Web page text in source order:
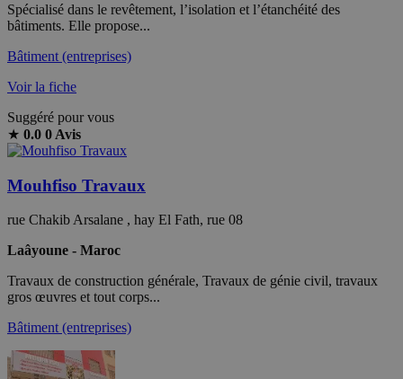
Spécialisé dans le revêtement, l’isolation et l’étanchéité des
bâtiments. Elle propose...
Bâtiment (entreprises)
Voir la fiche
Suggéré pour vous
★ 0.0 0 Avis
Mouhfiso Travaux
rue Chakib Arsalane , hay El Fath, rue 08
Laâyoune - Maroc
Travaux de construction générale, Travaux de génie civil, travaux
gros œuvres et tout corps...
Bâtiment (entreprises)